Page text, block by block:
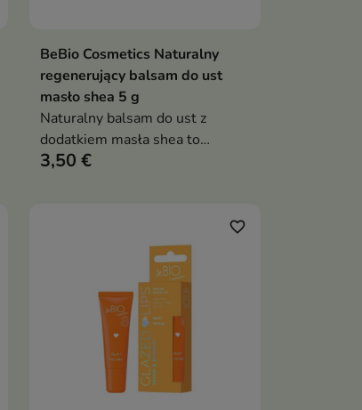
Dodaj do koszyka
BeBio Cosmetics Naturalny
regenerujący balsam do ust
masło shea 5 g
Naturalny balsam do ust z
dodatkiem masła shea to
skuteczna pielęgnacja dla ust
3,50 €
favorite_border